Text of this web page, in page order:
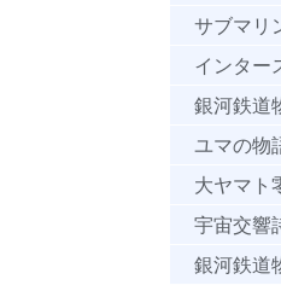
サブマリ
インター
銀河鉄道
ユマの物
大ヤマト
宇宙交響
銀河鉄道